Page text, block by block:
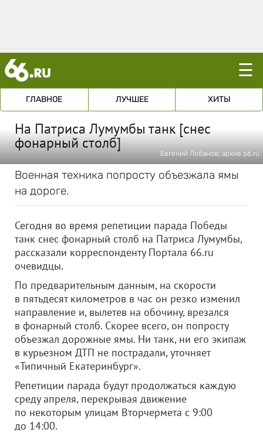
☰
ГЛАВНОЕ ЛУЧШЕЕ ХИТЫ
На Патриса Лумумбы танк [снес
фонарный столб]
Евгений Лобанов; архив 66.ru
Военная техника попросту объезжала ямы
на дороге.
Сегодня во время репетиции парада Победы
танк снес фонарный столб на Патриса Лумумбы,
рассказали корреспонденту Портала 66.ru
очевидцы.
По предварительным данным, на скорости
в пятьдесят километров в час он резко изменил
направление и, вылетев на обочину, врезался
в фонарный столб. Скорее всего, он попросту
объезжал дорожные ямы. Ни танк, ни его экипаж
в курьезном ДТП не пострадали, уточняет
«Типичный Екатеринбург».
Репетиции парада будут продолжаться каждую
среду апреля, перекрывая движение
по некоторым улицам Вторчермета с 9:00
до 14:00.